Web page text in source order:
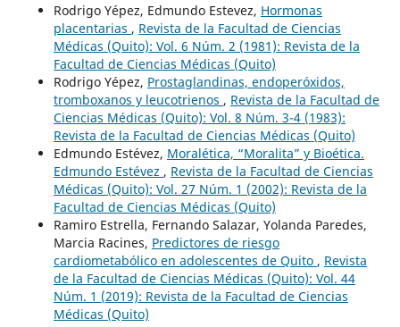
Rodrigo Yépez, Edmundo Estevez, Hormonas
placentarias , Revista de la Facultad de Ciencias
Médicas (Quito): Vol. 6 Núm. 2 (1981): Revista de la
Facultad de Ciencias Médicas (Quito)
Rodrigo Yépez, Prostaglandinas, endoperóxidos,
tromboxanos y leucotrienos , Revista de la Facultad de
Ciencias Médicas (Quito): Vol. 8 Núm. 3-4 (1983):
Revista de la Facultad de Ciencias Médicas (Quito)
Edmundo Estévez, Moralética, “Moralita” y Bioética.
Edmundo Estévez , Revista de la Facultad de Ciencias
Médicas (Quito): Vol. 27 Núm. 1 (2002): Revista de la
Facultad de Ciencias Médicas (Quito)
Ramiro Estrella, Fernando Salazar, Yolanda Paredes,
Marcia Racines, Predictores de riesgo
cardiometabólico en adolescentes de Quito , Revista
de la Facultad de Ciencias Médicas (Quito): Vol. 44
Núm. 1 (2019): Revista de la Facultad de Ciencias
Médicas (Quito)